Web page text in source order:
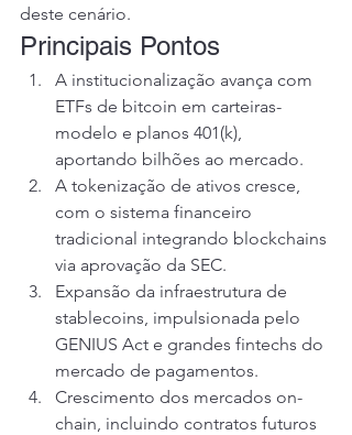
deste cenário.
Principais Pontos
A institucionalização avança com
ETFs de bitcoin em carteiras-
modelo e planos 401(k),
aportando bilhões ao mercado.
A tokenização de ativos cresce,
com o sistema financeiro
tradicional integrando blockchains
via aprovação da SEC.
Expansão da infraestrutura de
stablecoins, impulsionada pelo
GENIUS Act e grandes fintechs do
mercado de pagamentos.
Crescimento dos mercados on-
chain, incluindo contratos futuros